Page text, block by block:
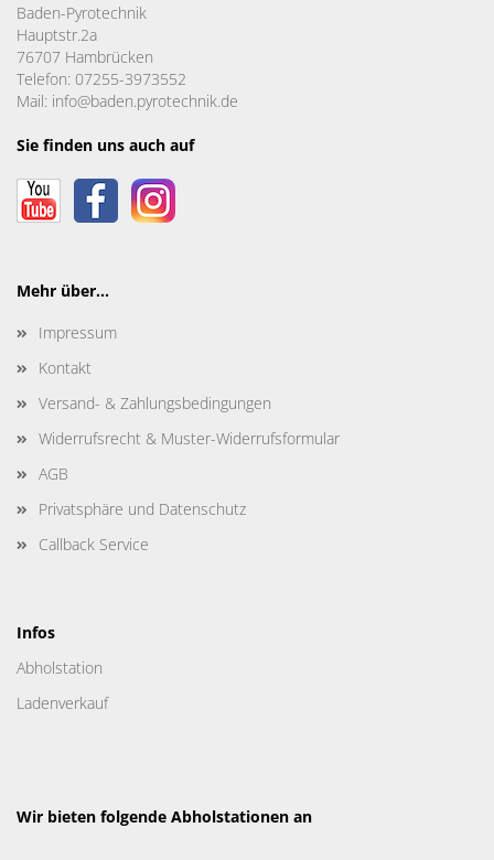
Baden-Pyrotechnik
Hauptstr.2a
76707 Hambrücken
Telefon: 07255-3973552
Mail: info@baden.pyrotechnik.de
Sie finden uns auch auf
Mehr über...
Impressum
Kontakt
Versand- & Zahlungsbedingungen
Widerrufsrecht & Muster-Widerrufsformular
AGB
Privatsphäre und Datenschutz
Callback Service
Infos
Abholstation
Ladenverkauf
Wir bieten folgende Abholstationen an